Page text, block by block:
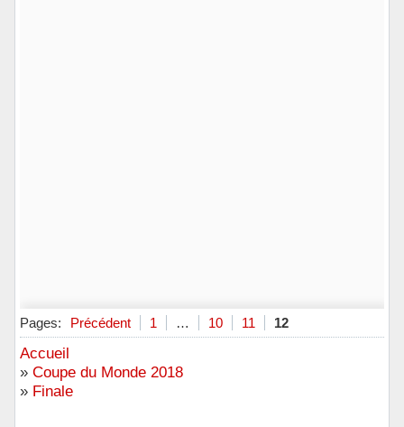
Pages: Précédent 1 … 10 11 12
Accueil
» Coupe du Monde 2018
» Finale